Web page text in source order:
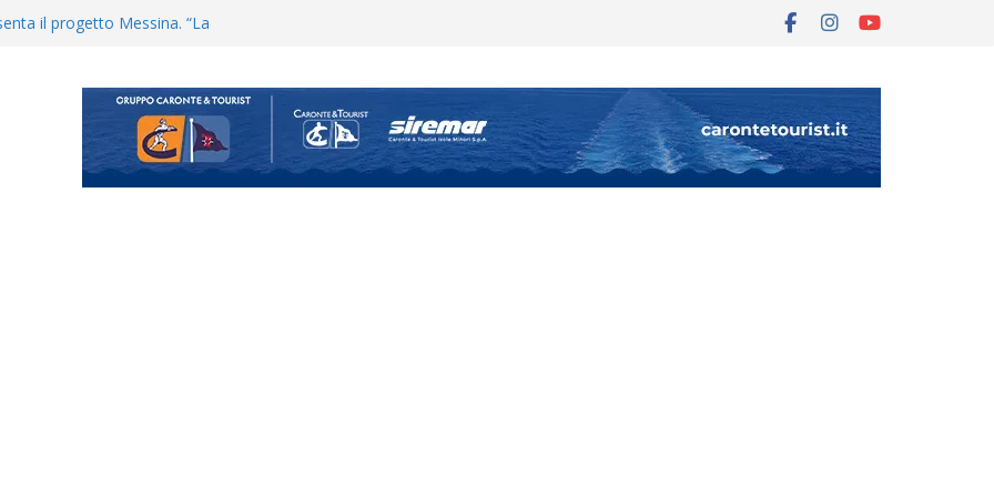
bocciato il Fasano,
e Kamarat restano in
si alzano i ritmi tra lavoro